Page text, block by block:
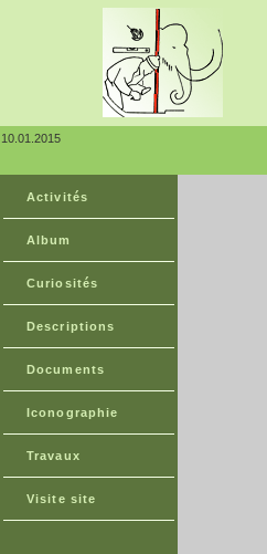
10.01.2015
Activités
Album
Curiosités
Descriptions
Documents
Iconographie
Travaux
Visite site